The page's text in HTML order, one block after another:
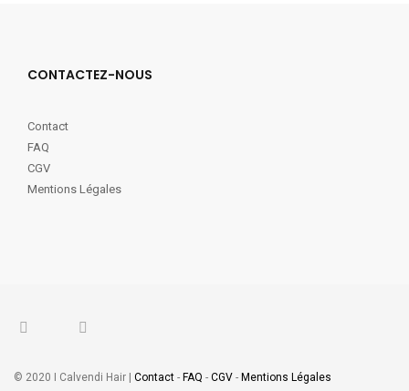
CONTACTEZ-NOUS
Contact
FAQ
CGV
Mentions Légales
© 2020 I Calvendi Hair | Contact - FAQ - CGV - Mentions Légales